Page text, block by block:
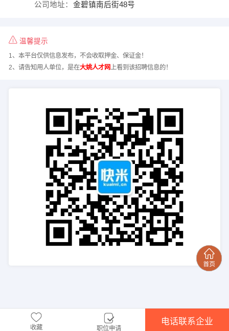
公司地址： 金碧镇南后街48号
温馨提示
1、本平台仅供信息发布，不会收取押金、保证金！
2、请告知用人单位，是在大姚人才网 上看到该招聘信息的！
收藏 职位申请
电话联系企业